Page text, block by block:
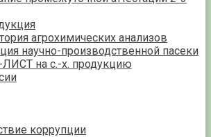
агрохимических анализов
научно-производственной пасеки
на с.-х. продукцию
коррупции